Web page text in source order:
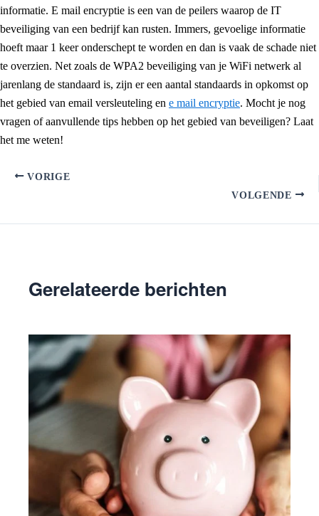
informatie. E mail encryptie is een van de peilers waarop de IT
beveiliging van een bedrijf kan rusten. Immers, gevoelige informatie
hoeft maar 1 keer onderschept te worden en dan is vaak de schade niet
te overzien. Net zoals de WPA2 beveiliging van je WiFi netwerk al
jarenlang de standaard is, zijn er een aantal standaards in opkomst op
het gebied van email versleuteling en e mail encryptie. Mocht je nog
vragen of aanvullende tips hebben op het gebied van beveiligen? Laat
het me weten!
VORIGE
VOLGENDE
Gerelateerde berichten